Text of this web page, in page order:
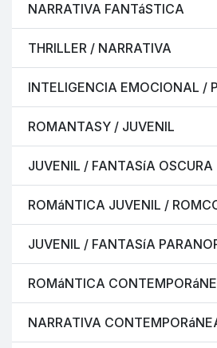
NARRATIVA FANTáSTICA
THRILLER / NARRATIVA
INTELIGENCIA EMOCIONAL /
ROMANTASY / JUVENIL
JUVENIL / FANTASíA OSCURA
ROMáNTICA JUVENIL /
JUVENIL / FANTASíA
ROMáNTICA
NARRATIVA